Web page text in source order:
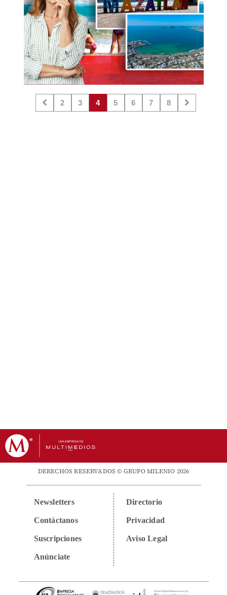
2 3 4 5 6 7 8
DERECHOS RESERVADOS © GRUPO MILENIO 2026
Newsletters
Contáctanos
Suscripciones
Anúnciate
Directorio
Privacidad
Aviso Legal